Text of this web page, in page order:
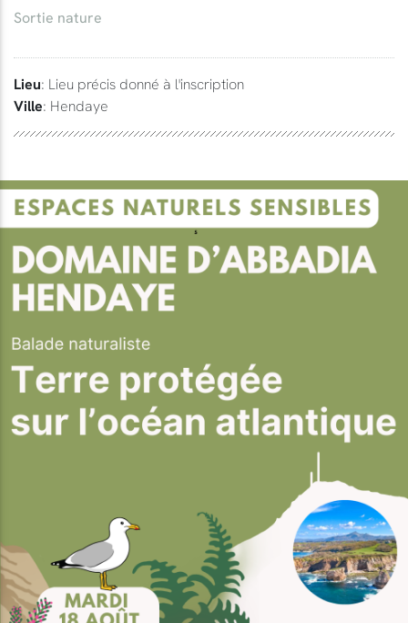
Sortie nature
Lieu: Lieu précis donné à l'inscription
Ville: Hendaye